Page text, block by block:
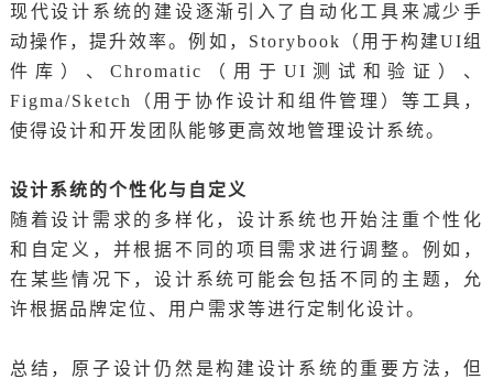
现代设计系统的建设逐渐引入了自动化工具来减少手
动操作，提升效率。例如，Storybook（用于构建UI组
件库）、Chromatic（用于UI测试和验证）、
Figma/Sketch（用于协作设计和组件管理）等工具，
使得设计和开发团队能够更高效地管理设计系统。
设计系统的个性化与自定义
随着设计需求的多样化，设计系统也开始注重个性化
和自定义，并根据不同的项目需求进行调整。例如，
在某些情况下，设计系统可能会包括不同的主题，允
许根据品牌定位、用户需求等进行定制化设计。
总结，原子设计仍然是构建设计系统的重要方法，但